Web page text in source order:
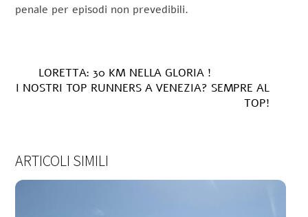
penale per episodi non prevedibili.
LORETTA: 30 KM NELLA GLORIA !
I NOSTRI TOP RUNNERS A VENEZIA? SEMPRE AL
TOP!
ARTICOLI SIMILI